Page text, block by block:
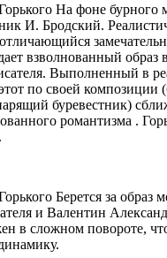
На фоне бурного
И. Бродский.
взволнованный образ
Выполненный в
по своей композиции
буревестник)
романтизма .
Берется за образ
и Валентин
в сложном повороте,